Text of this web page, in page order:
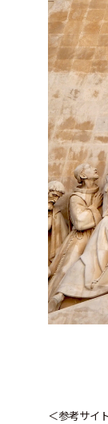
＜参考サイ